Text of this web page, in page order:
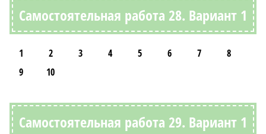
Самостоятельная работа 28. Вариант 1
1 2 3 4 5 6 7
8
9
10
Самостоятельная работа 29. Вариант 1